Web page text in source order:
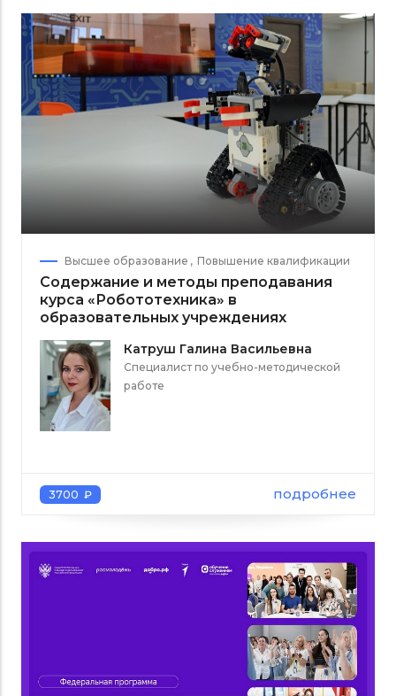
Высшее образование Повышение квалификации
Содержание и методы преподавания
курса «Робототехника» в
образовательных учреждениях
Катруш Галина Васильевна
Специалист по учебно-методической
работе
3700 ₽ подробнее